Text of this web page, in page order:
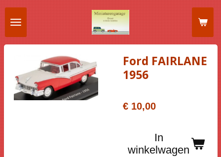
Ga
direct
naar
de
hoofdinhoud
Ford FAIRLANE
1956
€ 10,00
In
winkelwagen